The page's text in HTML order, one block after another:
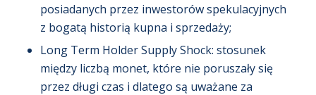
posiadanych przez inwestorów spekulacyjnych
z bogatą historią kupna i sprzedaży;
Long Term Holder Supply Shock: stosunek
między liczbą monet, które nie poruszały się
przez długi czas i dlatego są uważane za